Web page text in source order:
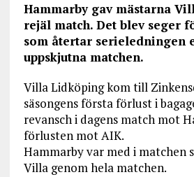
Hammarby gav mästarna
rejäl match. Det blev seger
som återtar serieledningen
uppskjutna matchen.
Villa Lidköping kom till
säsongens första förlust i
revansch i dagens match mot
förlusten mot AIK.
Hammarby var med i matchen
Villa genom hela matchen.